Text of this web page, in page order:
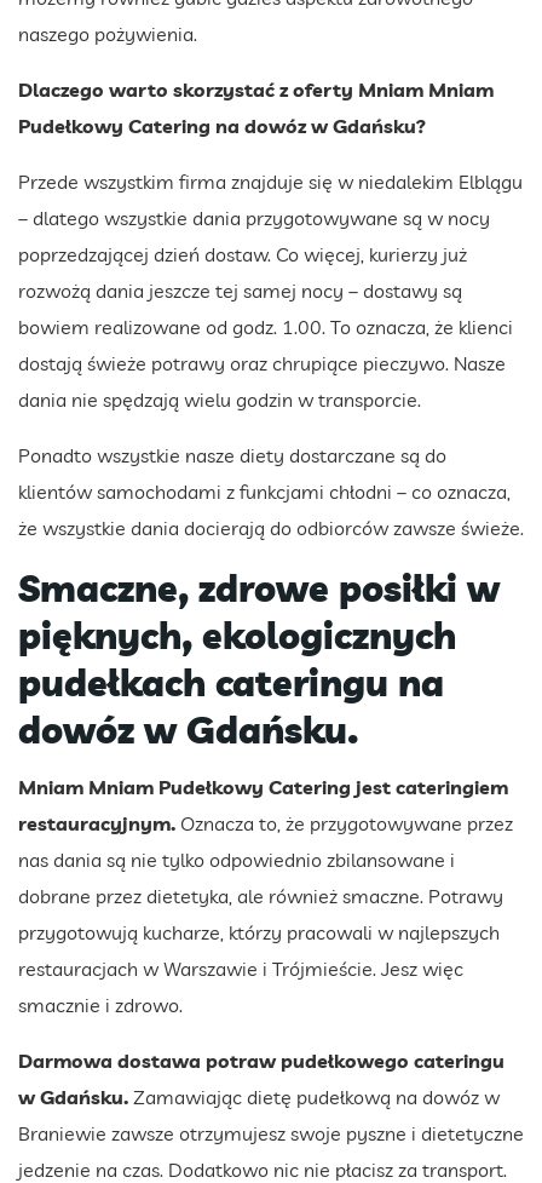
naszego pożywienia.
Dlaczego warto skorzystać z oferty Mniam Mniam
Pudełkowy Catering na dowóz w Gdańsku?
Przede wszystkim firma znajduje się w niedalekim Elblągu
– dlatego wszystkie dania przygotowywane są w nocy
poprzedzającej dzień dostaw. Co więcej, kurierzy już
rozwożą dania jeszcze tej samej nocy – dostawy są
bowiem realizowane od godz. 1.00. To oznacza, że klienci
dostają świeże potrawy oraz chrupiące pieczywo. Nasze
dania nie spędzają wielu godzin w transporcie.
Ponadto wszystkie nasze diety dostarczane są do
klientów samochodami z funkcjami chłodni – co oznacza,
że wszystkie dania docierają do odbiorców zawsze świeże.
Smaczne, zdrowe posiłki w
pięknych, ekologicznych
pudełkach cateringu na
dowóz w Gdańsku.
Mniam Mniam Pudełkowy Catering jest cateringiem
restauracyjnym. Oznacza to, że przygotowywane przez
nas dania są nie tylko odpowiednio zbilansowane i
dobrane przez dietetyka, ale również smaczne. Potrawy
przygotowują kucharze, którzy pracowali w najlepszych
restauracjach w Warszawie i Trójmieście. Jesz więc
smacznie i zdrowo.
Darmowa dostawa potraw pudełkowego cateringu
w Gdańsku. Zamawiając dietę pudełkową na dowóz w
Braniewie zawsze otrzymujesz swoje pyszne i dietetyczne
jedzenie na czas. Dodatkowo nic nie płacisz za transport.